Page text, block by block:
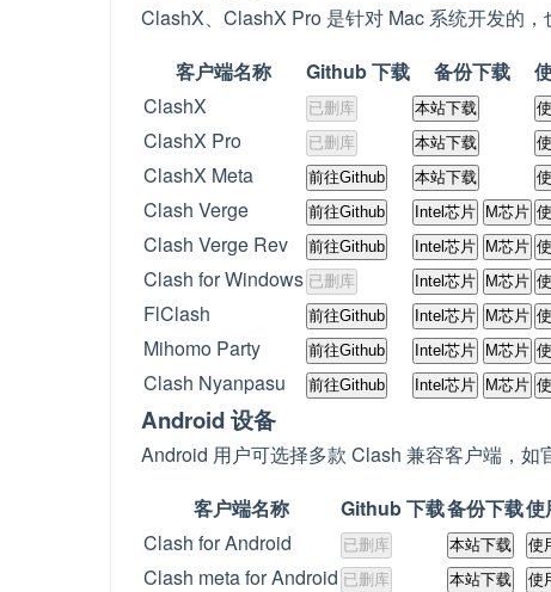
ClashX、ClashX Pro 是针对 Mac 系统开发的，
客户端名称
Github 下载 备份下载
ClashX
已删库 本站下载
ClashX Pro 已删库 本站下载
ClashX Meta 前往Github 本站下载
Clash Verge 前往Github Intel芯片 M芯片
Clash Verge Rev 前往Github Intel芯片 M芯片
Clash for Windows 已删库 Intel芯片 M芯片
FlClash 前往Github Intel芯片 M芯片
Mihomo Party 前往Github Intel芯片 M芯片
Clash Nyanpasu 前往Github Intel芯片 M芯片
Android 设备
Android 用户可选择多款 Clash 兼容客户端，如
客户端名称
Github 下载备份下载使
Clash for Android
已删库 本站下载 使
Clash meta for Android 已删库 本站下载 使